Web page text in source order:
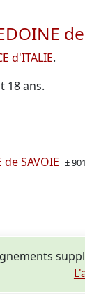
de
d'ITALIE.
18 ans.
SAVOIE ±